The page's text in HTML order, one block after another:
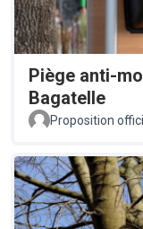
Piège anti-
Bagatelle
Proposition